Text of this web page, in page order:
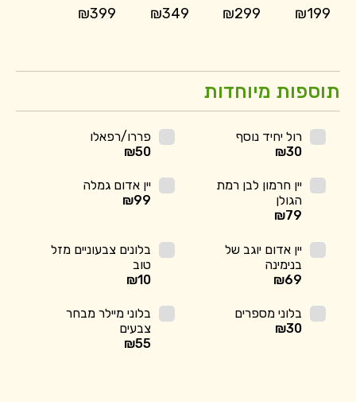
₪199
₪299
₪349
₪399
תוספות מיוחדות
רול יחיד נוסף
₪30
פררו/רפאלו
₪50
יין חרמון לבן רמת
הגולן
₪79
יין אדום גמלה
₪99
יין אדום יוגב של
בנימינה
₪69
בלונים צבעוניים מזל
טוב
₪10
בלוני מספרים
₪30
בלוני מיילר מבחר
צבעים
₪55